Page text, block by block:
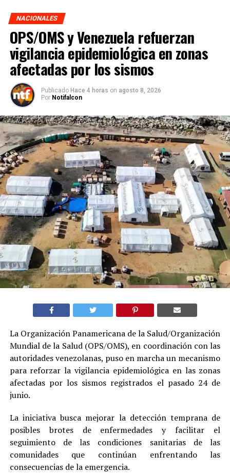
NACIONALES
OPS/OMS y Venezuela refuerzan
vigilancia epidemiológica en zonas
afectadas por los sismos
Publicado Hace 4 horas on agosto 8, 2026
Por Notifalcon
La Organización Panamericana de la Salud/Organización
Mundial de la Salud (OPS/OMS), en coordinación con las
autoridades venezolanas, puso en marcha un mecanismo
para reforzar la vigilancia epidemiológica en las zonas
afectadas por los sismos registrados el pasado 24 de
junio.
La iniciativa busca mejorar la detección temprana de
posibles brotes de enfermedades y facilitar el
seguimiento de las condiciones sanitarias de las
comunidades que continúan enfrentando las
consecuencias de la emergencia.